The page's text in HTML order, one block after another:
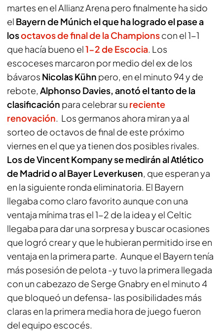
martes en el Allianz Arena pero finalmente ha sido
el Bayern de Múnich el que ha logrado el pase a
losoctavos de final de la Championscon el 1-1
que hacía bueno el1-2 de Escocia. Los
escoceses marcaron por medio del ex de los
bávaros Nicolas Kühn pero, en el minuto 94 y de
rebote, Alphonso Davies, anotó el tanto de la
clasificación para celebrar su reciente
renovación. Los germanos ahora miran ya al
sorteo de octavos de final de este próximo
viernes en el que ya tienen dos posibles rivales.
Los de Vincent Kompany se medirán al Atlético
de Madrid o al Bayer Leverkusen, que esperan ya
en la siguiente ronda eliminatoria. El Bayern
llegaba como claro favorito aunque con una
ventaja mínima tras el 1-2 de la idea y el Celtic
llegaba para dar una sorpresa y buscar ocasiones
que logró crear y que le hubieran permitido irse en
ventaja en la primera parte. Aunque el Bayern tenía
más posesión de pelota -y tuvo la primera llegada
con un cabezazo de Serge Gnabry en el minuto 4
que bloqueó un defensa- las posibilidades más
claras en la primera media hora de juego fueron
del equipo escocés.